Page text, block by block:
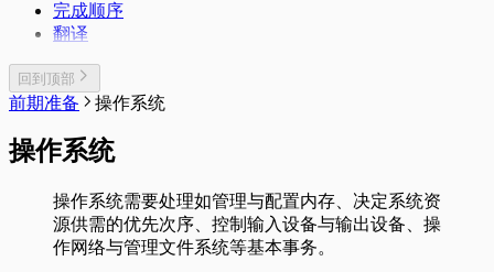
完成顺序
翻译
回到顶部
前期准备 操作系统
操作系统
操作系统需要处理如管理与配置内存、决定系统资
源供需的优先次序、控制输入设备与输出设备、操
作网络与管理文件系统等基本事务。